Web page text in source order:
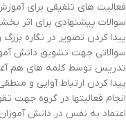
فعالیت های تلفیقی برای
سوالات پیشنهادی برای اثر
پیدا کردن تصویر در نگاره
سوالاتی جهت تشویق دانش
تدریس توسط کلمه های هم
پیدا کردن ارتباط آوایی و
انجام فعالیتها در گروه
اعتماد به نفس در دانش آموزان